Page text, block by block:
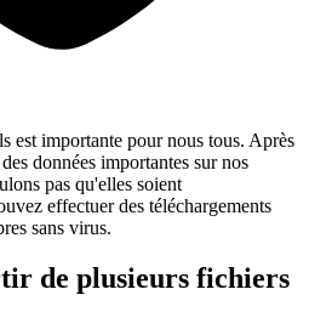
est importante pour nous tous. Après
données importantes sur nos
pas qu'elles soient
effectuer des téléchargements
sans virus.
de plusieurs fichiers